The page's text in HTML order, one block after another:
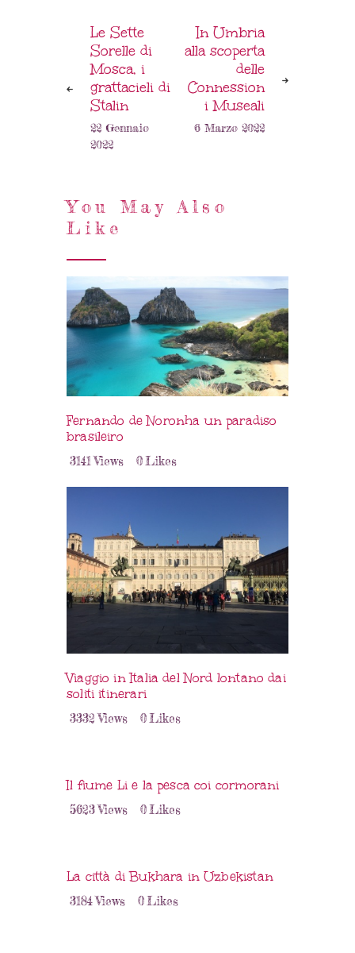
Le Sette
Sorelle di
Mosca, i
grattacieli di
Stalin
22 Gennaio
2022
In Umbria
alla scoperta
delle
Connession
i Museali
6 Marzo 2022
You May Also
Like
Fernando de Noronha un paradiso
brasileiro
3141Views 0Likes
Viaggio in Italia del Nord lontano dai
soliti itinerari
3332 Views 0Likes
Il fiume Li e la pesca coi cormorani
5623Views 0Likes
La città di Bukhara in Uzbekistan
3184Views 0Likes